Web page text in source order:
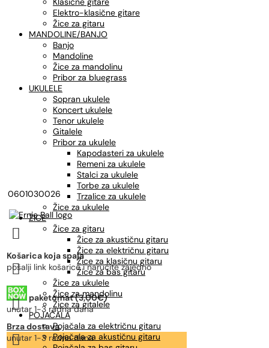
Elektro-klasične gitare
Žice za gitaru
MANDOLINE/BANJO
Banjo
Mandoline
Žice za mandolinu
Pribor za bluegrass
UKULELE
Sopran ukulele
Koncert ukulele
Tenor ukulele
Gitalele
Pribor za ukulele
Kapodasteri za ukulele
Remeni za ukulele
Stalci za ukulele
Torbe za ukulele
Trzalice za ukulele
Žice za ukulele
ŽICE
Žice za gitaru
Žice za akustičnu gitaru
Žice za električnu gitaru
Žice za klasičnu gitaru
Žice za bas gitaru
Žice za ukulele
Žice za mandolinu
Žice za gitalele
POJAČALA
Pojačala za električnu gitaru
Pojačala za akustičnu gitaru
0601030026

Košarica koja spaja
pošalji link košarice i naručite zajedno

paketomat (3,00€)
unutar 1-3 radna dana

Brza dostava
unutar 1-3 radna dana
